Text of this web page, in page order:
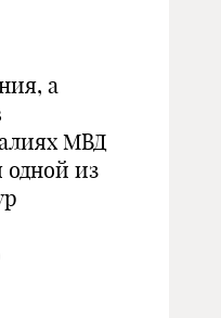
а
МВД
одной из